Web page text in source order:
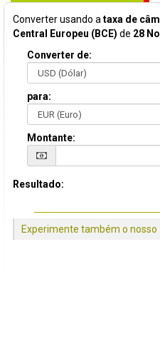
Converter usando a taxa de
Central Europeu (BCE) de 28
Converter de:
para:
Montante:
Resultado:
Experimente também o nosso